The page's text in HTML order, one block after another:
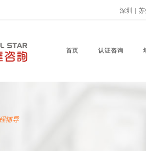
深圳 |
首页 认证咨询
辅导